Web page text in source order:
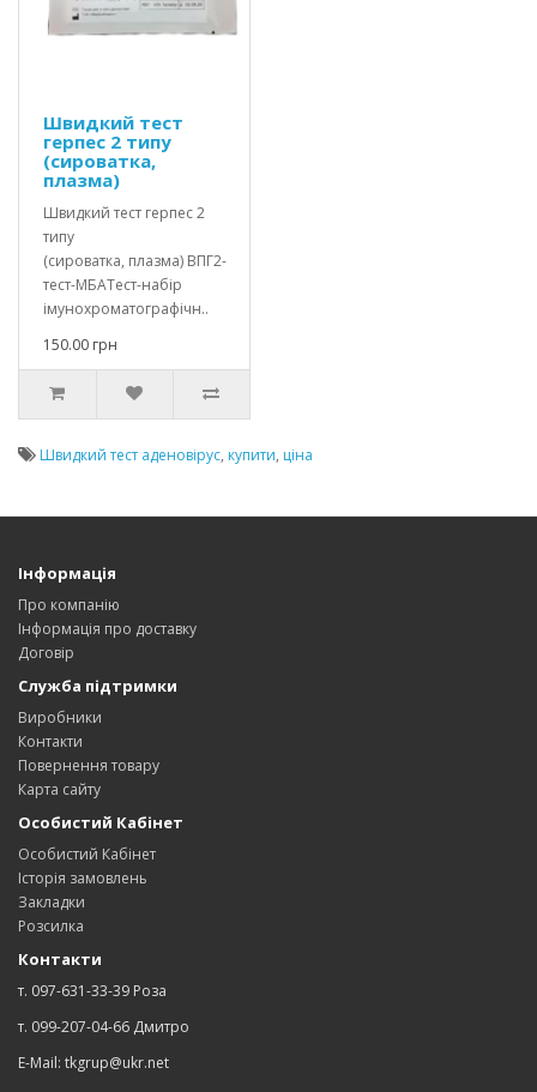
Швидкий тест
герпес 2 типу
(сироватка,
плазма)
Швидкий тест герпес 2
типу
(сироватка, плазма) ВПГ2-
тест-МБАТест-набір
імунохроматографічн..
150.00 грн
Швидкий тест аденовірус, купити, ціна
Інформація
Про компанію
Інформація про доставку
Договір
Служба підтримки
Виробники
Контакти
Повернення товару
Карта сайту
Особистий Кабінет
Особистий Кабінет
Історія замовлень
Закладки
Розсилка
Контакти
т. 097-631-33-39 Роза
т. 099-207-04-66 Дмитро
E-Mail: tkgrup@ukr.net